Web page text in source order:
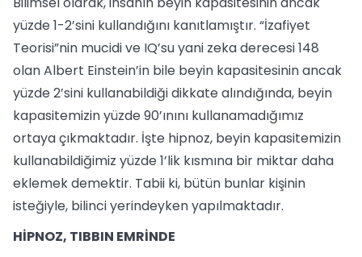
yüzde 1-2’sini kullandığını kanıtlamıştır. “İzafiyet
Teorisi”nin mucidi ve IQ’su yani zeka derecesi 148
olan Albert Einstein’in bile beyin kapasitesinin ancak
yüzde 2’sini kullanabildiği dikkate alındığında, beyin
kapasitemizin yüzde 90’ınını kullanamadığımız
ortaya çıkmaktadır. İşte hipnoz, beyin kapasitemizin
kullanabildiğimiz yüzde 1’lik kısmına bir miktar daha
eklemek demektir. Tabii ki, bütün bunlar kişinin
isteğiyle, bilinci yerindeyken yapılmaktadır.
HİPNOZ, TIBBIN EMRİNDE